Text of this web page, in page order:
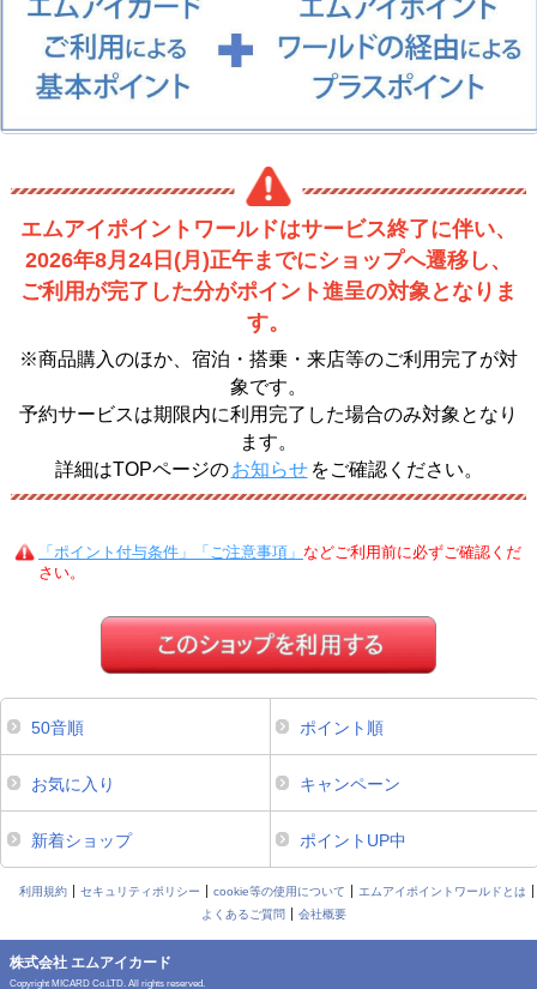
エムアイポイントワールドはサービス終了に伴い、
2026年8月24日(月)正午までにショップへ遷移し、
ご利用が完了した分がポイント進呈の対象となりま
す。
※商品購入のほか、宿泊・搭乗・来店等のご利用完了が対
象です。
予約サービスは期限内に利用完了した場合のみ対象となり
ます。
詳細はTOPページの お知らせ をご確認ください。
「ポイント付与条件」「ご注意事項」 などご利用前に必ずご確認くだ
さい。
50音順 ポイント順
お気に入り キャンペーン
新着ショップ ポイントUP中
利用規約 セキュリティポリシー cookie等の使用について
エムアイポイントワールドとは
よくあるご質問
会社概要
株式会社 エムアイカード
Copyright MICARD Co.LTD. All rights reserved.